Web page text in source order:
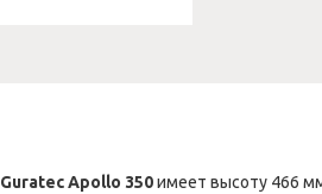
Guratec Apollo 350имеет высоту 466